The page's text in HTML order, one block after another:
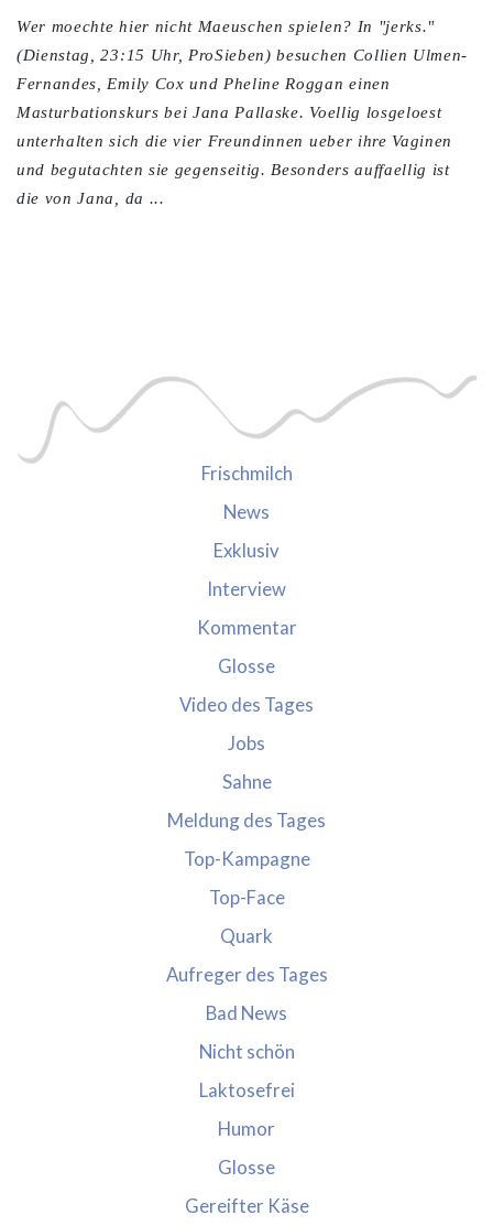
Wer moechte hier nicht Maeuschen spielen? In "jerks."
(Dienstag, 23:15 Uhr, ProSieben) besuchen Collien Ulmen-
Fernandes, Emily Cox und Pheline Roggan einen
Masturbationskurs bei Jana Pallaske. Voellig losgeloest
unterhalten sich die vier Freundinnen ueber ihre Vaginen
und begutachten sie gegenseitig. Besonders auffaellig ist
die von Jana, da ...
Frischmilch
News
Exklusiv
Interview
Kommentar
Glosse
Video des Tages
Jobs
Sahne
Meldung des Tages
Top-Kampagne
Top-Face
Quark
Aufreger des Tages
Bad News
Nicht schön
Laktosefrei
Humor
Glosse
Gereifter Käse